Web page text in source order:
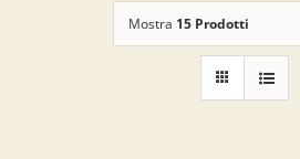
Mostra 15 Prodotti